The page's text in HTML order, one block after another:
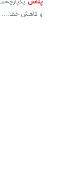
و کاهش خطا....